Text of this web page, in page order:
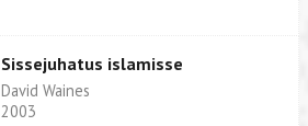
Sissejuhatus islamisse
David Waines
2003